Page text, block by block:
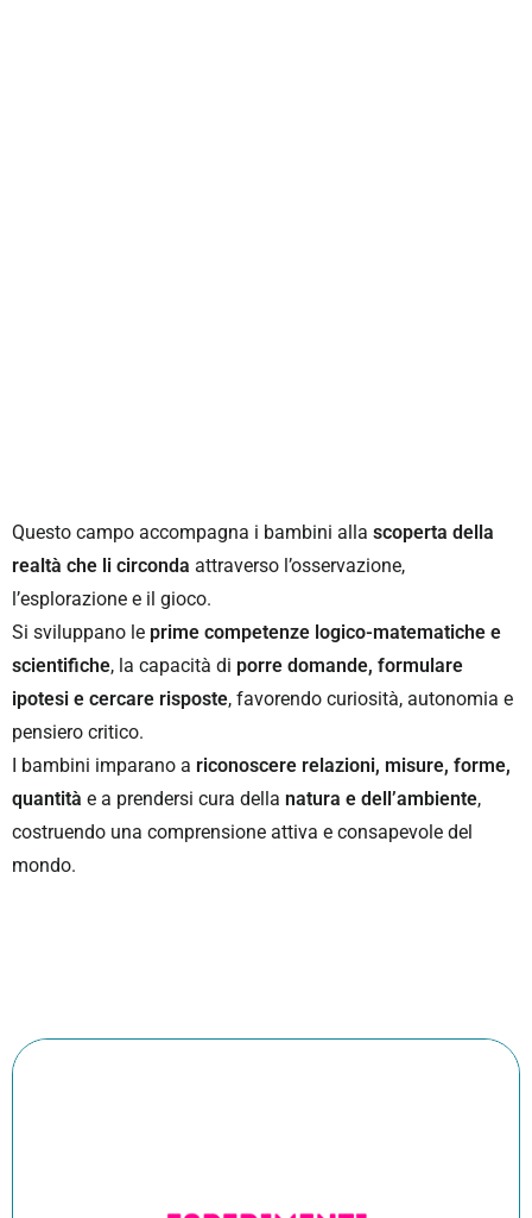
Questo campo accompagna i bambini alla scoperta della
realtà che li circonda attraverso l’osservazione,
l’esplorazione e il gioco.
Si sviluppano le prime competenze logico-matematiche e
scientifiche, la capacità di porre domande, formulare
ipotesi e cercare risposte, favorendo curiosità, autonomia e
pensiero critico.
I bambini imparano a riconoscere relazioni, misure, forme,
quantità e a prendersi cura della natura e dell’ambiente,
costruendo una comprensione attiva e consapevole del
mondo.